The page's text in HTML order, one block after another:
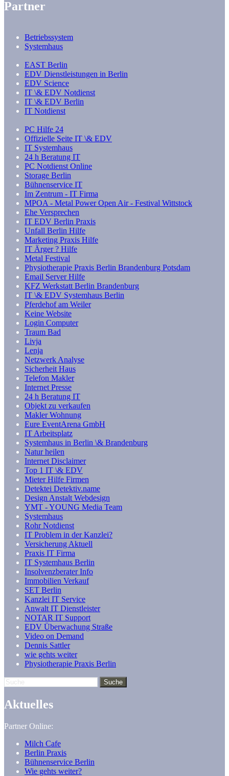
Partner
Betriebssystem
Systemhaus
EAST Berlin
EDV Dienstleistungen in Berlin
EDV Science
IT \& EDV Notdienst
IT \& EDV Berlin
IT Notdienst
PC Hilfe 24
Offizielle Seite IT \& EDV
IT Systemhaus
24 h Beratung IT
PC Notdienst Online
Storage Berlin
Bühnenservice IT
Im Zentrum - IT Firma
MPOA - Metal Power Open Air - Festival Wittstock
Ehe Versprechen
IT EDV Berlin Praxis
Unfall Berlin Hilfe
Marketing Praxis Hilfe
IT Ärger ? Hilfe
Metal Festival
Physiotherapie Praxis Berlin Brandenburg Potsdam
Email Server Hilfe
KFZ Werkstatt Berlin Brandenburg
IT \& EDV Systemhaus Berlin
Pferdehof am Weiler
Keine Website
Login Computer
Traum Bad
Livja
Lenja
Netzwerk Analyse
Sicherheit Haus
Telefon Makler
Internet Presse
24 h Beratung IT
Objekt zu verkaufen
Makler Wohnung
Eure EventArena GmbH
IT Arbeitsplatz
Systemhaus in Berlin \& Brandenburg
Natur heilen
Internet Disclaimer
Top 1 IT \& EDV
Mieter Hilfe Firmen
Detektei Detektiv.name
Design Anstalt Webdesign
YMT - YOUNG Media Team
Systemhaus
Rohr Notdienst
IT Problem in der Kanzlei?
Versicherung Aktuell
Praxis IT Firma
IT Systemhaus Berlin
Insolvenzberater Info
Immobilien Verkauf
SET Berlin
Kanzlei IT Service
Anwalt IT Dienstleister
NOTAR IT Support
EDV Überwachung Straße
Video on Demand
Dennis Sattler
wie gehts weiter
Physiotherapie Praxis Berlin
Aktuelles
Partner Online:
Milch Cafe
Berlin Praxis
Bühnenservice Berlin
Wie gehts weiter?